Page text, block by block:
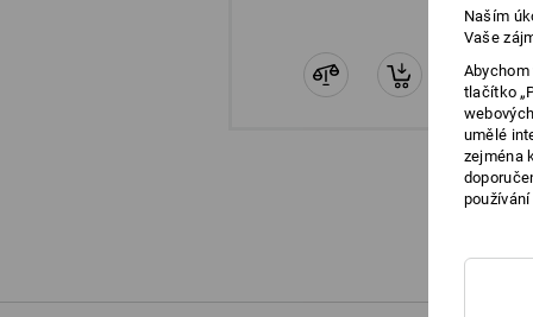
Naším
Vaše
tlačítko
umělé
zejména